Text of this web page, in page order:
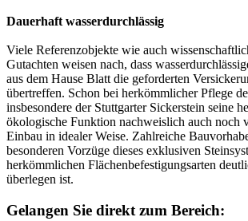
Dauerhaft wasserdurchlässig
Viele Referenzobjekte wie auch
Gutachten weisen nach, dass
aus dem Hause Blatt die geforderten
übertreffen. Schon bei herkömmlicher Pflege
insbesondere der Stuttgarter Sickerstein seine
ökologische Funktion nachweislich auch noch
Einbau in idealer Weise. Zahlreiche
besonderen Vorzüge dieses exklusiven
herkömmlichen Flächenbefestigungsarten
überlegen ist.
Gelangen Sie direkt zum Bereich: